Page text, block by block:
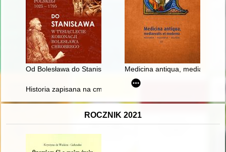
Od Bolesława do Stanisława : z dziejów monarchii polskiej
Medicina antiqua, mediaevalis
Historia zapisana na cmentarnych kamieniach : cmentarz
ROCZNIK 2021